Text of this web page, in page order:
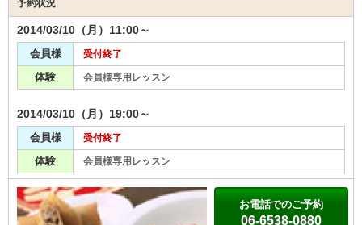
予約状況
2014/03/10（月）11:00～
会員様 受付終了
体験 会員様専用レッスン
2014/03/10（月）19:00～
会員様 受付終了
体験 会員様専用レッスン
お電話でのご予約
06-6538-0880